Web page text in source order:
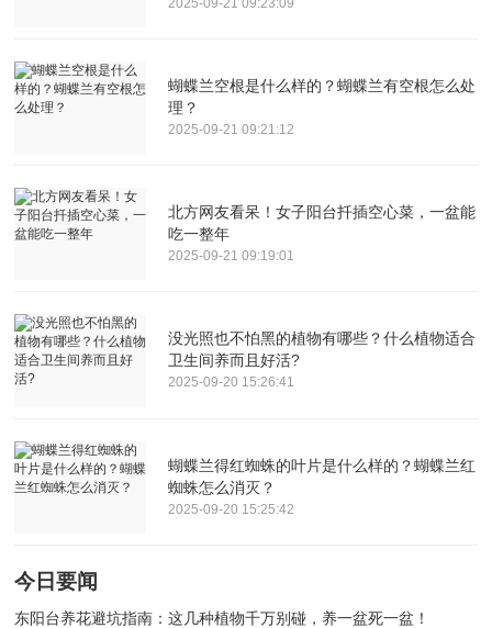
蝴蝶兰空根是什么样的？蝴蝶兰有空根怎么处
理？
2025-09-21 09:21:12
北方网友看呆！女子阳台扦插空心菜，一盆能
吃一整年
2025-09-21 09:19:01
没光照也不怕黑的植物有哪些？什么植物适合
卫生间养而且好活?
2025-09-20 15:26:41
蝴蝶兰得红蜘蛛的叶片是什么样的？蝴蝶兰红
蜘蛛怎么消灭？
2025-09-20 15:25:42
今日要闻
东阳台养花避坑指南：这几种植物千万别碰，养一盆死一盆！